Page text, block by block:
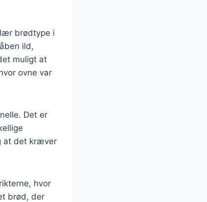
brødtype i
ild,
muligt at
ovne var
Det er
at det kræver
hvor
brød, der